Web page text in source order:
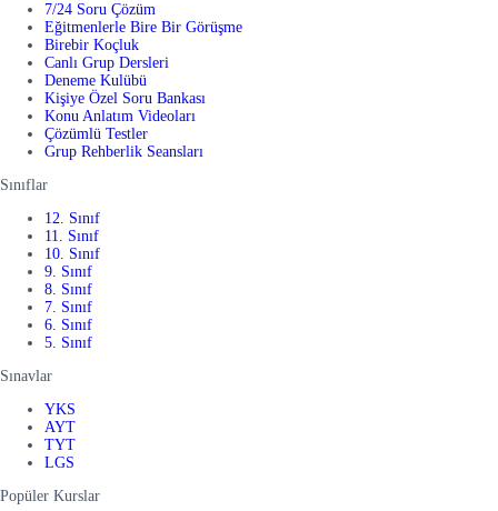
7/24 Soru Çözüm
Eğitmenlerle Bire Bir Görüşme
Birebir Koçluk
Canlı Grup Dersleri
Deneme Kulübü
Kişiye Özel Soru Bankası
Konu Anlatım Videoları
Çözümlü Testler
Grup Rehberlik Seansları
Sınıflar
12. Sınıf
11. Sınıf
10. Sınıf
9. Sınıf
8. Sınıf
7. Sınıf
6. Sınıf
5. Sınıf
Sınavlar
YKS
AYT
TYT
LGS
Popüler Kurslar